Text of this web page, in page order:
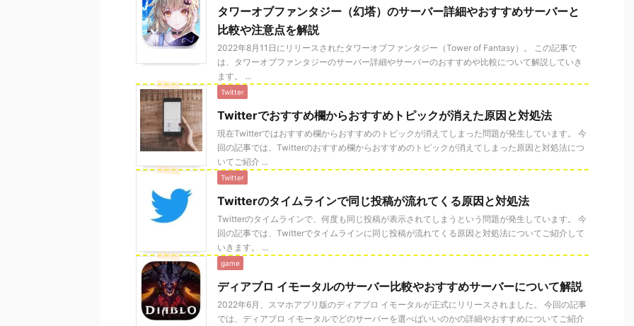
タワーオブファンタジー（幻塔）のサーバー詳細やおすすめサーバーと
比較や注意点を解説
2022年8月11日にリリースされたタワーオブファンタジー（Tower of Fantasy）。 この記事で
は、タワーオブファンタジーのサーバー詳細やサーバーのおすすめや比較について解説していき
ます。 ...
Twitter
Twitterでおすすめ欄からおすすめトピックが消えた原因と対処法
現在Twitterではおすすめ欄からおすすめのトピックが消えてしまった問題が発生しています。 今
回の記事では、Twitterのおすすめ欄からおすすめのトピックが消えてしまった原因と対処法につ
いてご紹介 ...
Twitter
Twitterのタイムラインで同じ投稿が流れてくる原因と対処法
Twitterのタイムラインで、何度も同じ投稿が表示されてしまうという問題が発生しています。 今
回の記事では、Twitterでタイムラインに同じ投稿が流れてくる原因と対処法についてご紹介して
いきます。 ...
game
ディアブロ イモータルのサーバー比較やおすすめサーバーについて解説
2022年6月、スマホアプリ版のディアブロ イモータルが正式にリリースされました。 今回の記事
では、ディアブロ イモータルでどのサーバーを選べばいいのかの詳細やおすすめについてご紹介